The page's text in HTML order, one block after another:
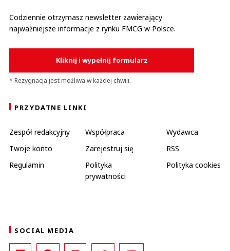
Codziennie otrzymasz newsletter zawierający
najważniejsze informacje z rynku FMCG w Polsce.
Kliknij i wypełnij formularz
* Rezygnacja jest możliwa w każdej chwili.
PRZYDATNE LINKI
Zespół redakcyjny Współpraca
Wydawca
Twoje konto
Zarejestruj się
RSS
Regulamin
Polityka
prywatności
Polityka cookies
SOCIAL MEDIA